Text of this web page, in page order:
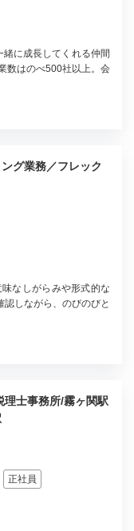
に成長してくれる仲間
数はのべ500社以上。会
グ業務／フレック
なしがらみや形式的な
しながら、のびのびと
理士事務所/霧ヶ関駅
正社員